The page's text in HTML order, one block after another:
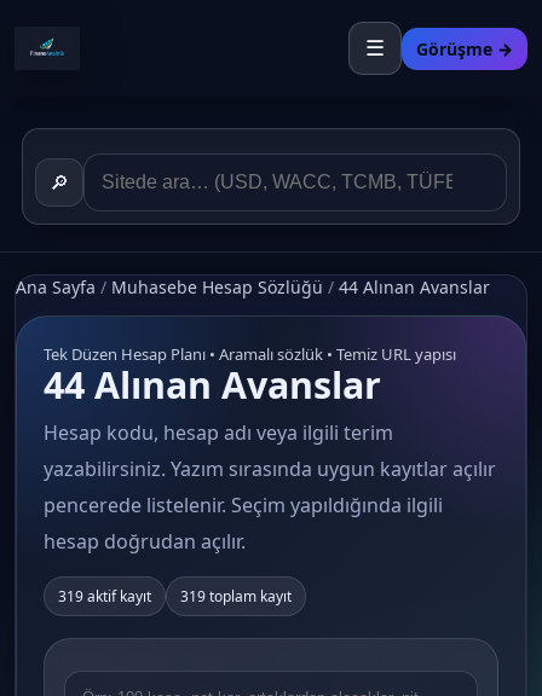
☰ Görüşme →
🔎
Ana Sayfa / Muhasebe Hesap Sözlüğü / 44 Alınan Avanslar
Tek Düzen Hesap Planı • Aramalı sözlük • Temiz URL yapısı
44 Alınan Avanslar
Hesap kodu, hesap adı veya ilgili terim
yazabilirsiniz. Yazım sırasında uygun kayıtlar açılır
pencerede listelenir. Seçim yapıldığında ilgili
hesap doğrudan açılır.
319 aktif kayıt 319 toplam kayıt